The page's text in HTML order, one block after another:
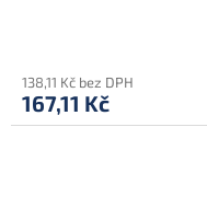
138,11 Kč bez DPH
167,11 Kč